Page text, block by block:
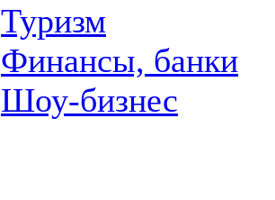
Туризм
Финансы, банки
Шоу-бизнес